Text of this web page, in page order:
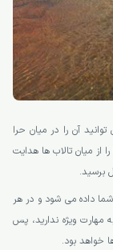
آن را در میان حرا
از میان تالاب ها هدایت
برسید.
داده می شود و در هر
به مهارت ویژه ندارید، پس
خواهد بود.